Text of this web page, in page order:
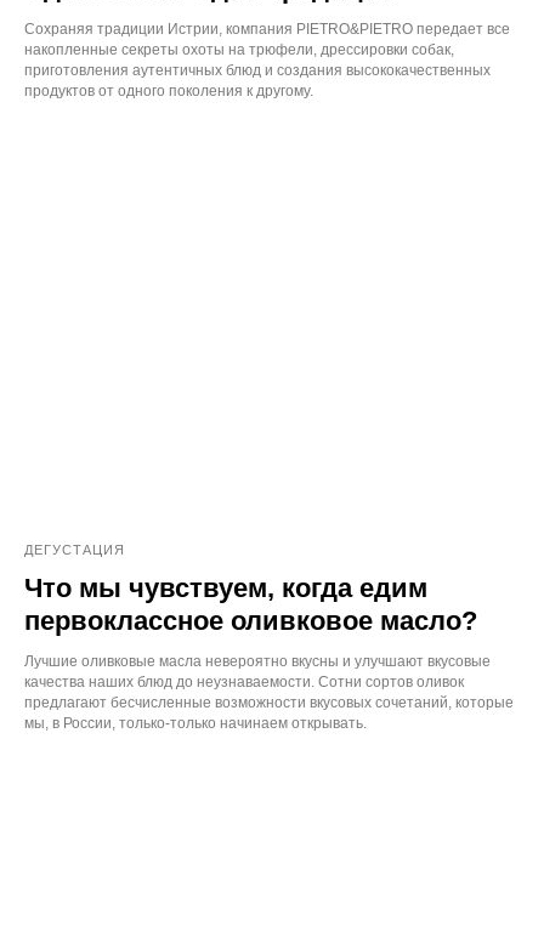
Сохраняя традиции Истрии, компания PIETRO&PIETRO передает все
накопленные секреты охоты на трюфели, дрессировки собак,
приготовления аутентичных блюд и создания высококачественных
продуктов от одного поколения к другому.
ДЕГУСТАЦИЯ
Что мы чувствуем, когда едим
первоклассное оливковое масло?
Лучшие оливковые масла невероятно вкусны и улучшают вкусовые
качества наших блюд до неузнаваемости. Сотни сортов оливок
предлагают бесчисленные возможности вкусовых сочетаний, которые
мы, в России, только-только начинаем открывать.